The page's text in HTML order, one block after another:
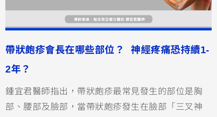
帶狀皰疹會長在哪些部位？ 神經疼痛恐持續1-
2年？
鍾宜君醫師指出，帶狀皰疹最常見發生的部位是胸
部、腰部及臉部，當帶狀皰疹發生在臉部「三叉神